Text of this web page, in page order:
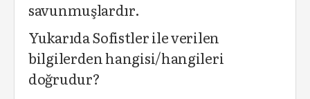
savunmuşlardır.
Yukarıda Sofistler ile verilen
bilgilerden hangisi/hangileri
doğrudur?